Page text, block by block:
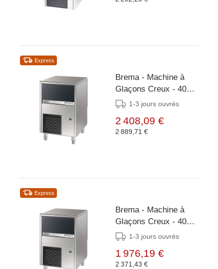
Express
Brema - Machine à
Glaçons Creux - 40
kg/24h - Réserve 15kg
1-3 jours ouvrés
2 408,09 €
2 889,71 €
Express
Brema - Machine à
Glaçons Creux - 40
kg/24h - Réserve 15kg
1-3 jours ouvrés
1 976,19 €
2 371,43 €